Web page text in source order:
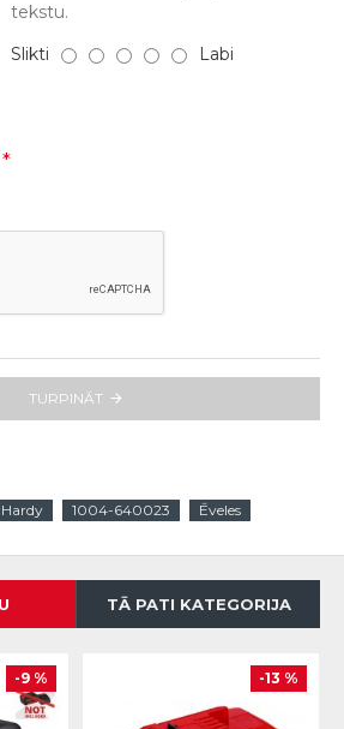
tekstu.
Slikti Labi
TURPINĀT
Hardy 1004-640023 Ēveles
TĀ PATI KATEGORIJA
-9 % -13 %